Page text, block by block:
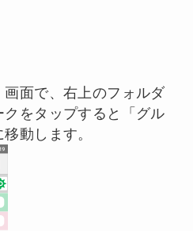
画面で、右上のフォルダ
をタップすると「グル
動します。